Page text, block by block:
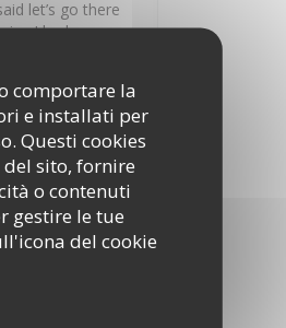
comportare la
e installati per
Questi cookies
sito, fornire
o contenuti
gestire le tue
del cookie
let’s go there
I had my
go back to how
Qualità / Prezzo:5